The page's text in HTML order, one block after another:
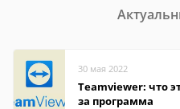
30 мая 2022
Teamviewer: что
за программа